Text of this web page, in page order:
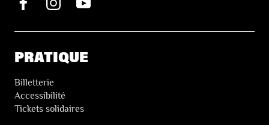
PRATIQUE
Billetterie
Accessibilité
Tickets solidaires